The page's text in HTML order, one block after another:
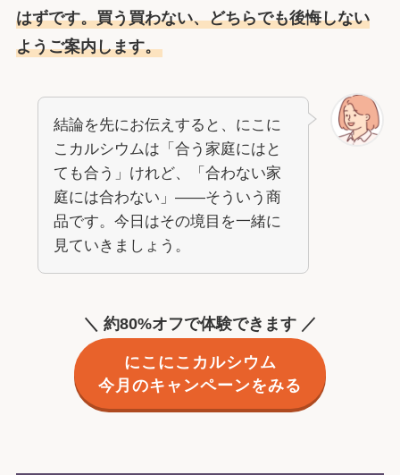
はずです。買う買わない、どちらでも後悔しない
ようご案内します。
結論を先にお伝えすると、にこに
こカルシウムは「合う家庭にはと
ても合う」けれど、「合わない家
庭には合わない」――そういう商
品です。今日はその境目を一緒に
見ていきましょう。
＼ 約80%オフで体験できます ／
にこにこカルシウム
今月のキャンペーンをみる